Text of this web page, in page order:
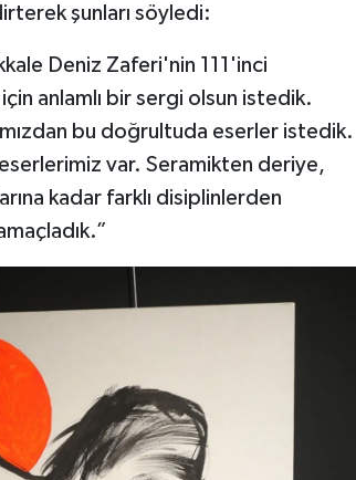
şunları söyledi:
Deniz Zaferi'nin 111'inci
anlamlı bir sergi olsun istedik.
bu doğrultuda eserler istedik.
var. Seramikten deriye,
kadar farklı disiplinlerden